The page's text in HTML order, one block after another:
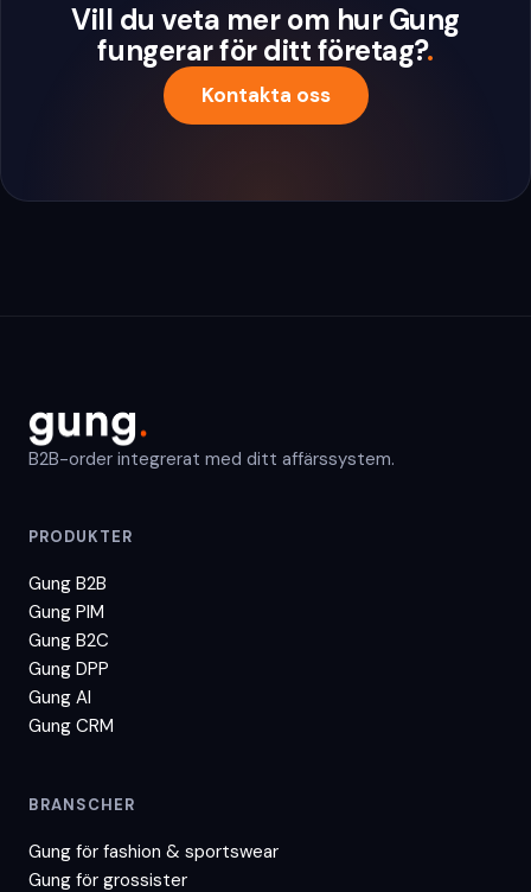
Vill du veta mer om hur Gung
fungerar för ditt företag?.
Kontakta oss
B2B-order integrerat med ditt affärssystem.
PRODUKTER
Gung B2B
Gung PIM
Gung B2C
Gung DPP
Gung AI
Gung CRM
BRANSCHER
Gung för fashion & sportswear
Gung för grossister